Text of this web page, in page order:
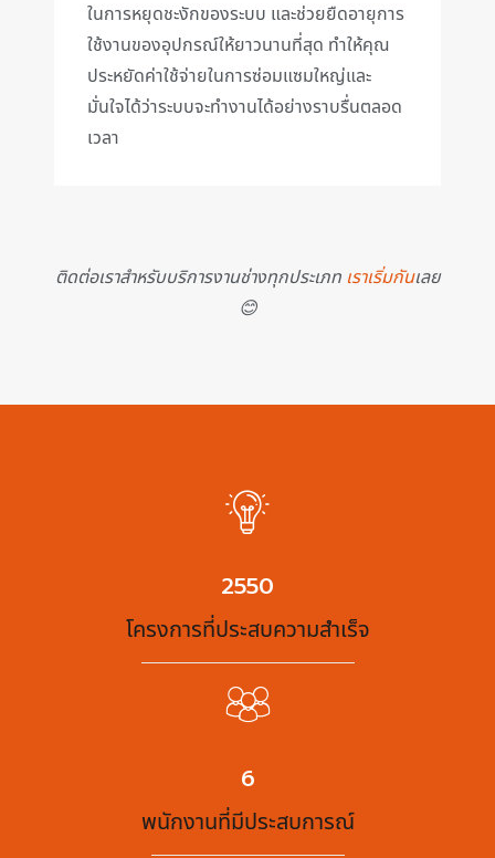
ในการหยุดชะงักของระบบ และช่วยยืดอายุการ
ใช้งานของอุปกรณ์ให้ยาวนานที่สุด ทำให้คุณ
ประหยัดค่าใช้จ่ายในการซ่อมแซมใหญ่และ
มั่นใจได้ว่าระบบจะทำงานได้อย่างราบรื่นตลอด
เวลา
ติดต่อเราสำหรับบริการงานช่างทุกประเภท เราเริ่มกันเลย
😊
3188
โครงการที่ประสบความสำเร็จ
7
พนักงานที่มีประสบการณ์